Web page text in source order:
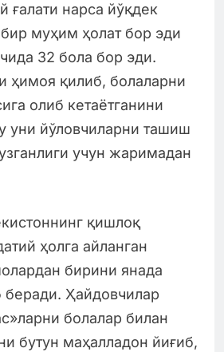
ғалати нарса йўқдек
муҳим ҳолат бор эди
32 бола бор эди.
ҳимоя қилиб, болаларни
олиб кетаётганини
уни йўловчиларни ташиш
учун жаримадан
қишлоқ
ҳолга айланган
бирини янада
беради. Ҳайдовчилар
болалар билан
бутун маҳалладон йиғиб,